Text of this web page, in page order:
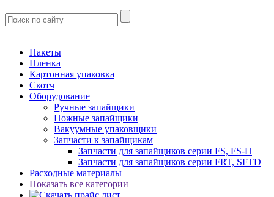
Пакеты
Пленка
Картонная упаковка
Скотч
Оборудование
Ручные запайщики
Ножные запайщики
Вакуумные упаковщики
Запчасти к запайщикам
Запчасти для запайщиков серии FS, FS-H
Запчасти для запайщиков серии FRT, SFTD
Расходные материалы
Показать все категории